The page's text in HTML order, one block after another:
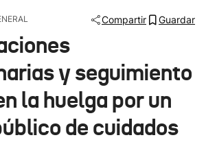
Ikusmiran
Eguraldia
Compartir Guardar
y seguimiento
la huelga por un
de cuidados